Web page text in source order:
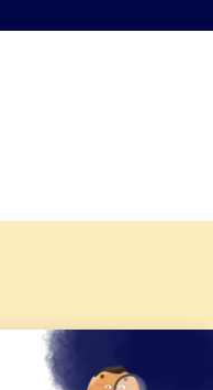
d'été 2026 de KTO